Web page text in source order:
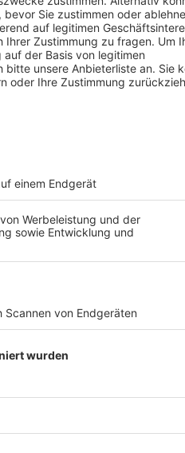
Saisonverlauf holte
erfüllte zuletzt
So bist du ganz nah an deinen